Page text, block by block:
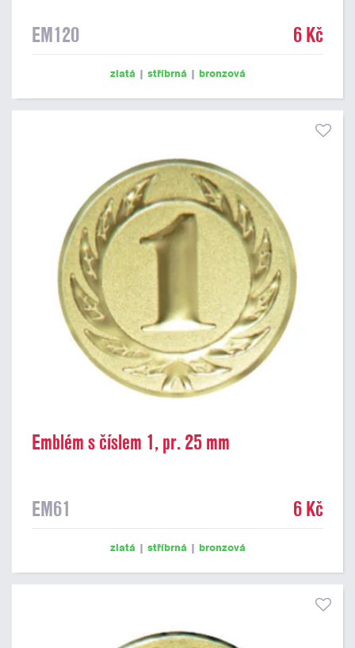
EM120 6 Kč
zlatá | stříbrná | bronzová
Emblém s číslem 1, pr. 25 mm
EM61 6 Kč
zlatá | stříbrná | bronzová